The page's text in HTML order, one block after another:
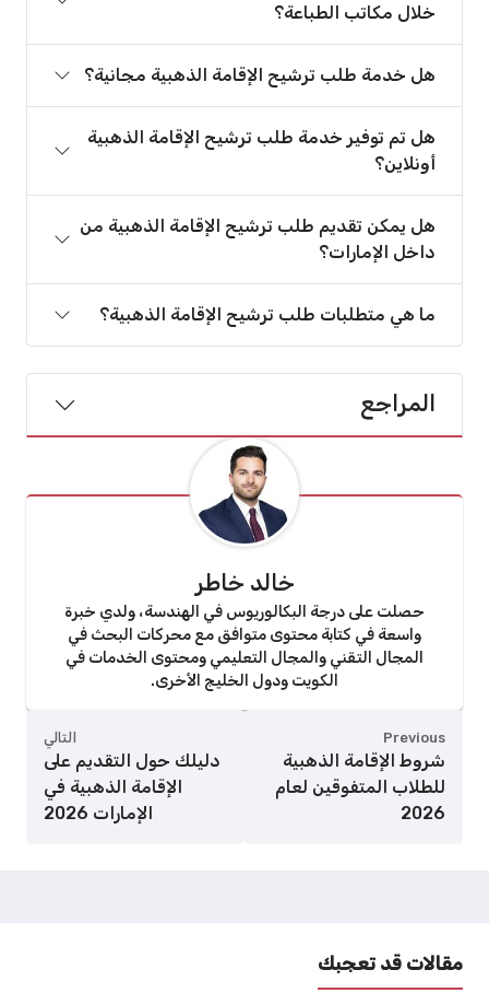
خلال مكاتب الطباعة؟
هل خدمة طلب ترشيح الإقامة الذهبية مجانية؟
هل تم توفير خدمة طلب ترشيح الإقامة الذهبية
أونلاين؟
هل يمكن تقديم طلب ترشيح الإقامة الذهبية من
داخل الإمارات؟
ما هي متطلبات طلب ترشيح الإقامة الذهبية؟
المراجع
خالد خاطر
حصلت على درجة البكالوريوس في الهندسة، ولدي خبرة
واسعة في كتابة محتوى متوافق مع محركات البحث في
المجال التقني والمجال التعليمي ومحتوى الخدمات في
الكويت ودول الخليج الأخرى.
Previous
شروط الإقامة الذهبية
للطلاب المتفوقين لعام
2026
التالي
دليلك حول التقديم على
الإقامة الذهبية في
الإمارات 2026
مقالات قد تعجبك